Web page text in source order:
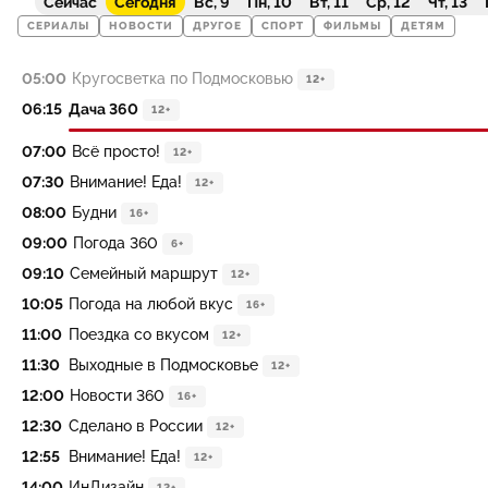
СЕРИАЛЫ НОВОСТИ ДРУГОЕ СПОРТ ФИЛЬМЫ ДЕТЯМ
05:00 Кругосветка по Подмосковью 12+
06:15 Дача 360 12+
07:00 Всё просто! 12+
07:30 Внимание! Еда! 12+
08:00 Будни 16+
09:00 Погода 360 6+
09:10 Семейный маршрут 12+
10:05 Погода на любой вкус 16+
11:00 Поездка со вкусом 12+
11:30 Выходные в Подмосковье 12+
12:00 Новости 360 16+
12:30 Сделано в России 12+
12:55 Внимание! Еда! 12+